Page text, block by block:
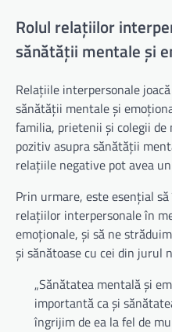
Rolul relațiilor
sănătății mentale și
Relațiile interpersonale
sănătății mentale și
familia, prietenii și colegii
pozitiv asupra sănătății
relațiile negative pot avea
Prin urmare, este esențial
relațiilor interpersonale în
emoționale, și să ne
și sănătoase cu cei din jurul
„Sănătatea mentală și
importantă ca și
îngrijim de ea la fel de